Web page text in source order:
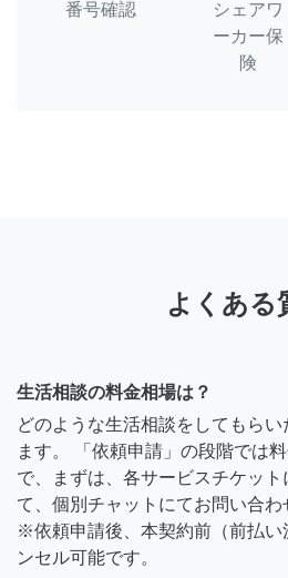
番号確認
シェアワ
ーカー保
険
よくある
生活相談の料金相場は？
どのような生活相談をしてもら
ます。 「依頼申請」の段階では
で、まずは、各サービスチケッ
て、個別チャットにてお問い合わ
※依頼申請後、本契約前（前払い
ンセル可能です。